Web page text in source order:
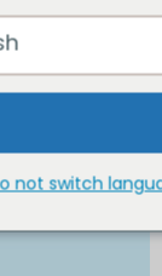
統的投資不斷
的需求不斷增
外，對船舶推進
成長。例如，
木質素船用燃
脫碳。因此，增
場的成長。
not switch